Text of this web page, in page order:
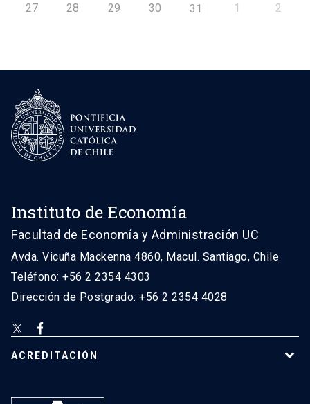
27 28 29 30 31 1 2
Instituto de Economía
Facultad de Economía y Administración UC
Avda. Vicuña Mackenna 4860, Macul. Santiago, Chile
Teléfono: +56 2 2354 4303
Dirección de Postgrado: +56 2 2354 4028
ACREDITACIÓN